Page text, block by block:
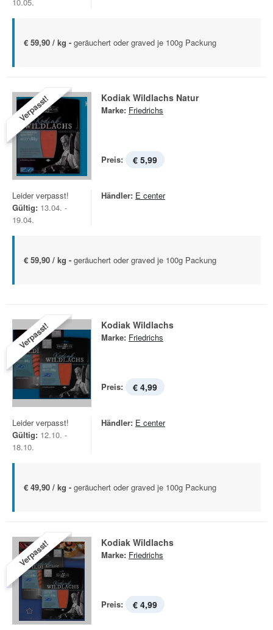
€ 59,90 / kg - geräuchert oder graved je 100g Packung
Verpasst! Kodiak Wildlachs Natur
Marke: Friedrichs
Preis: € 5,99
Leider verpasst!
Gültig: 13.04. -
19.04.
Händler: E center
€ 59,90 / kg - geräuchert oder graved je 100g Packung
Verpasst! Kodiak Wildlachs
Marke: Friedrichs
Preis: € 4,99
Leider verpasst!
Gültig: 12.10. -
18.10.
Händler: E center
€ 49,90 / kg - geräuchert oder graved je 100g Packung
Verpasst! Kodiak Wildlachs
Marke: Friedrichs
Preis: € 4,99